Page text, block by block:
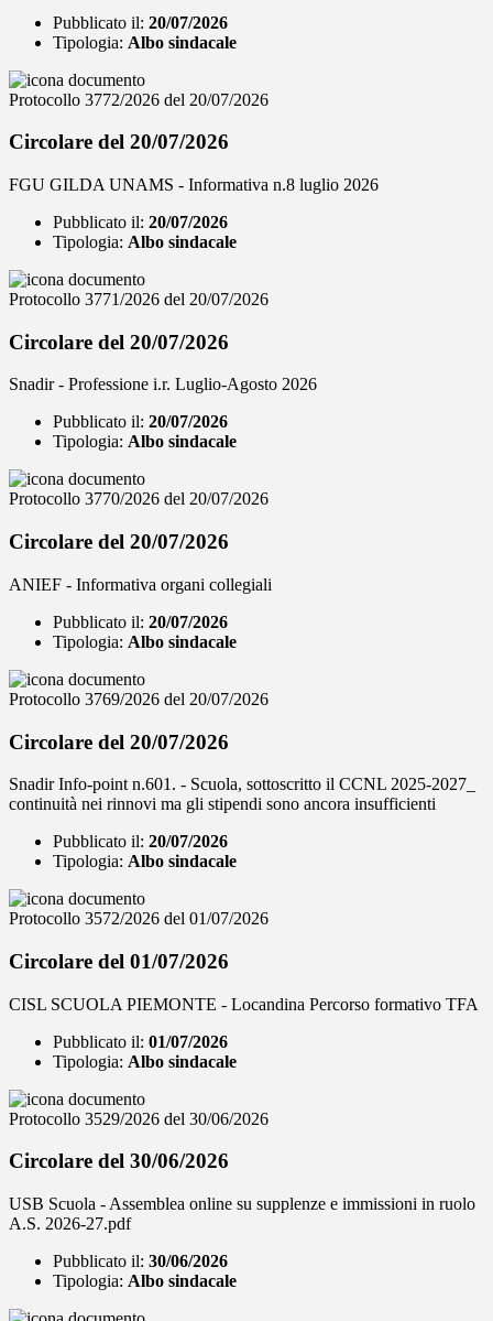
Pubblicato il: 20/07/2026
Tipologia: Albo sindacale
Protocollo 3772/2026 del 20/07/2026
Circolare del 20/07/2026
FGU GILDA UNAMS - Informativa n.8 luglio 2026
Pubblicato il: 20/07/2026
Tipologia: Albo sindacale
Protocollo 3771/2026 del 20/07/2026
Circolare del 20/07/2026
Snadir - Professione i.r. Luglio-Agosto 2026
Pubblicato il: 20/07/2026
Tipologia: Albo sindacale
Protocollo 3770/2026 del 20/07/2026
Circolare del 20/07/2026
ANIEF - Informativa organi collegiali
Pubblicato il: 20/07/2026
Tipologia: Albo sindacale
Protocollo 3769/2026 del 20/07/2026
Circolare del 20/07/2026
Snadir Info-point n.601. - Scuola, sottoscritto il CCNL 2025-2027_
continuità nei rinnovi ma gli stipendi sono ancora insufficienti
Pubblicato il: 20/07/2026
Tipologia: Albo sindacale
Protocollo 3572/2026 del 01/07/2026
Circolare del 01/07/2026
CISL SCUOLA PIEMONTE - Locandina Percorso formativo TFA
Pubblicato il: 01/07/2026
Tipologia: Albo sindacale
Protocollo 3529/2026 del 30/06/2026
Circolare del 30/06/2026
USB Scuola - Assemblea online su supplenze e immissioni in ruolo
A.S. 2026-27.pdf
Pubblicato il: 30/06/2026
Tipologia: Albo sindacale